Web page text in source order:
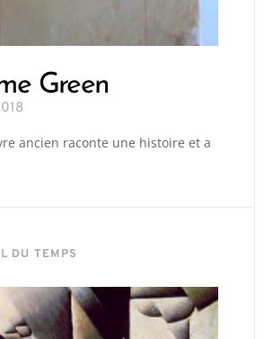
Green
ancien raconte une histoire et a
DU TEMPS